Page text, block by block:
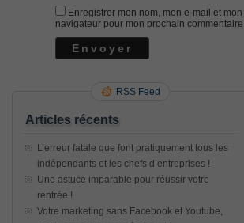
Enregistrer mon nom, mon e-mail et
navigateur pour mon prochain commentaire.
RSS Feed
Articles récents
L’erreur fatale que font pratiquement tous les
indépendants et les chefs d’entreprises !
Une astuce imparable pour réussir votre
rentrée !
Votre marketing sans Facebook et Youtube,